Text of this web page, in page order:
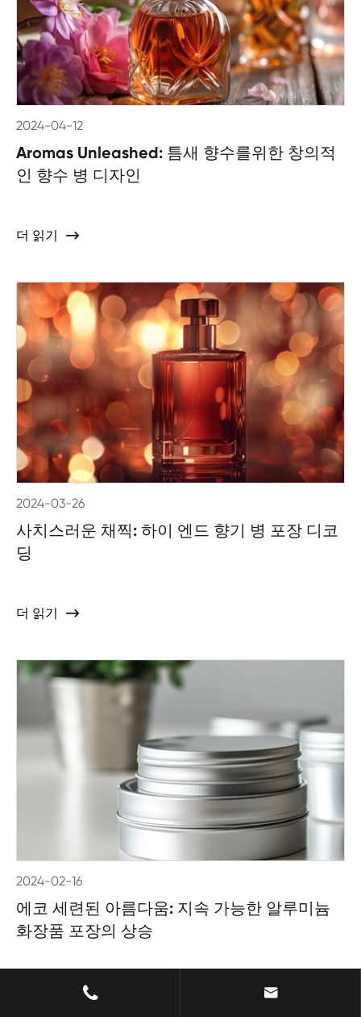
2024-04-12
Aromas Unleashed: 틈새 향수를위한 창의적
인 향수 병 디자인
더 읽기 
2024-03-26
사치스러운 채찍: 하이 엔드 향기 병 포장 디코
딩
더 읽기 
2024-02-16
에코 세련된 아름다움: 지속 가능한 알루미늄
화장품 포장의 상승
 